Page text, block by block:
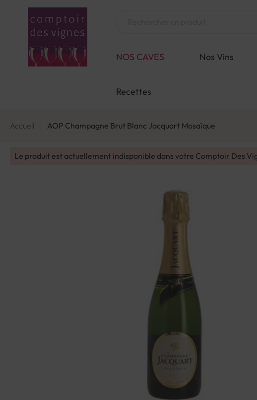
NOS CAVES Nos Vins
Recettes
Accueil AOP Champagne Brut Blanc Jacquart Mosaïque
Le produit est actuellement indisponible dans votre Comptoir Des